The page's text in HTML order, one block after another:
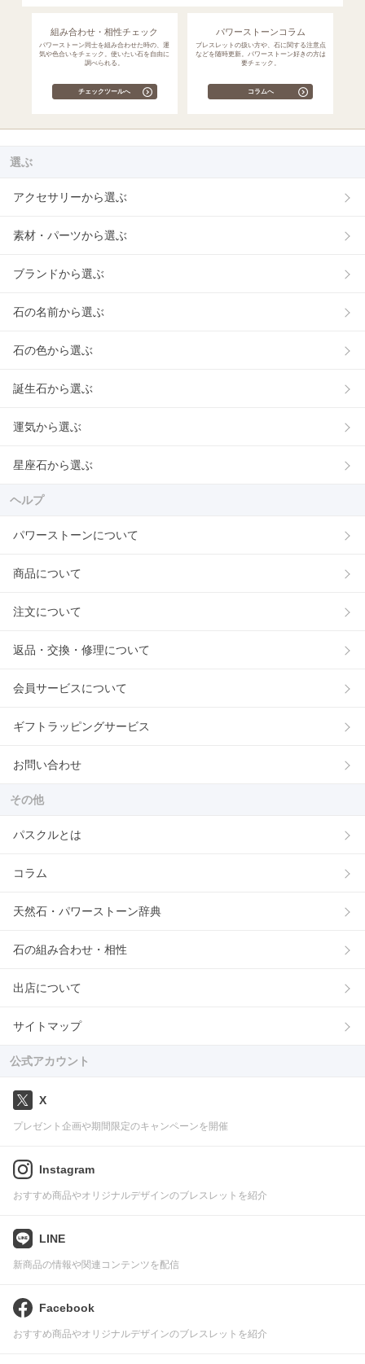
組み合わせ・相性チェック
パワーストーン同士を組み合わせた時の、運
気や色合いをチェック。使いたい石を自由に
調べられる。
チェックツールへ
パワーストーンコラム
ブレスレットの扱い方や、石に関する注意点
などを随時更新。パワーストーン好きの方は
要チェック。
コラムへ
選ぶ
アクセサリーから選ぶ
素材・パーツから選ぶ
ブランドから選ぶ
石の名前から選ぶ
石の色から選ぶ
誕生石から選ぶ
運気から選ぶ
星座石から選ぶ
ヘルプ
パワーストーンについて
商品について
注文について
返品・交換・修理について
会員サービスについて
ギフトラッピングサービス
お問い合わせ
その他
パスクルとは
コラム
天然石・パワーストーン辞典
石の組み合わせ・相性
出店について
サイトマップ
公式アカウント
X
プレゼント企画や期間限定のキャンペーンを開催
Instagram
おすすめ商品やオリジナルデザインのブレスレットを紹介
LINE
新商品の情報や関連コンテンツを配信
Facebook
おすすめ商品やオリジナルデザインのブレスレットを紹介